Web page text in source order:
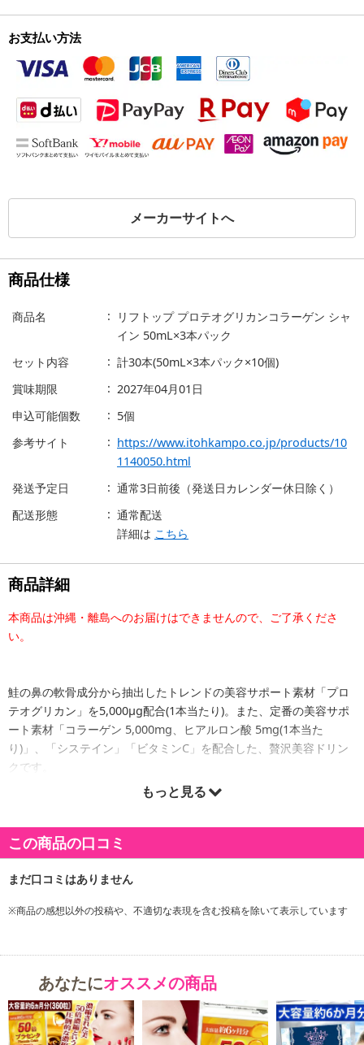
お支払い方法
メーカーサイトへ
商品仕様
商品名
リフトップ プロテオグリカンコラーゲン シャ
イン 50mL×3本パック
セット内容
計30本(50mL×3本パック×10個)
賞味期限
2027年04月01日
申込可能個数
5個
参考サイト
https://www.itohkampo.co.jp/products/10
1140050.html
発送予定日
通常3日前後（発送日カレンダー休日除く）
配送形態
通常配送
詳細は こちら
商品詳細
本商品は沖縄・離島へのお届けはできませんので、ご了承くださ
い。
鮭の鼻の軟骨成分から抽出したトレンドの美容サポート素材「プロ
テオグリカン」を5,000μg配合(1本当たり)。また、定番の美容サポ
ート素材「コラーゲン 5,000mg、ヒアルロン酸 5mg(1本当た
り)」、「システイン」「ビタミンC」を配合した、贅沢美容ドリン
クです。
もっと見る
この商品の口コミ
※商品の感想以外の投稿や、不適切な表現を含む投稿を除いて表示しています
あなたにオススメの商品